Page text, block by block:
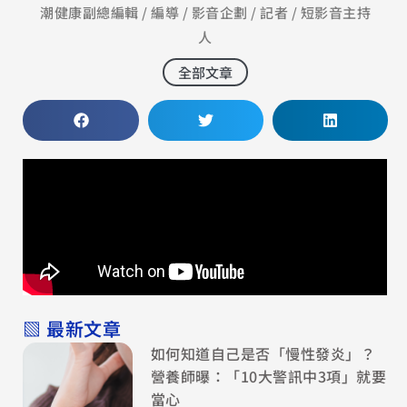
潮健康副總編輯 / 編導 / 影音企劃 / 記者 / 短影音主持
人
全部文章
▧ 最新文章
如何知道自己是否「慢性發炎」？
營養師曝：「10大警訊中3項」就要
當心